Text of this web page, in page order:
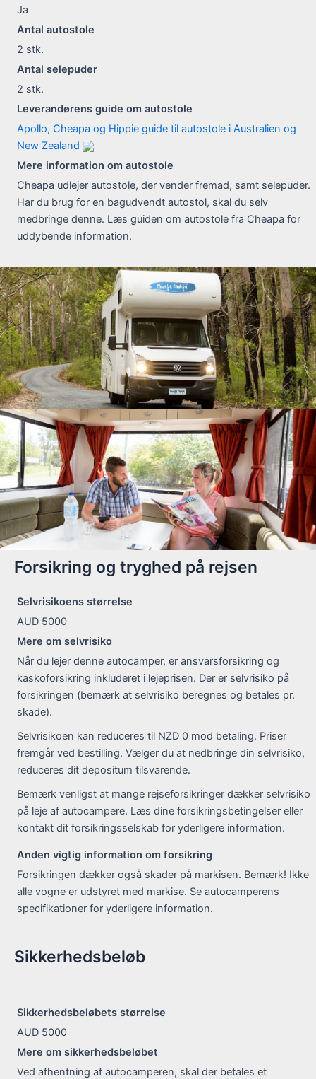
Ja
Antal autostole
2 stk.
Antal selepuder
2 stk.
Leverandørens guide om autostole
Apollo, Cheapa og Hippie guide til autostole i Australien og
New Zealand
Mere information om autostole
Cheapa udlejer autostole, der vender fremad, samt selepuder.
Har du brug for en bagudvendt autostol, skal du selv
medbringe denne. Læs guiden om autostole fra Cheapa for
uddybende information.
Forsikring og tryghed på rejsen
Selvrisikoens størrelse
AUD 5000
Mere om selvrisiko
Når du lejer denne autocamper, er ansvarsforsikring og
kaskoforsikring inkluderet i lejeprisen. Der er selvrisiko på
forsikringen (bemærk at selvrisiko beregnes og betales pr.
skade).
Selvrisikoen kan reduceres til NZD 0 mod betaling. Priser
fremgår ved bestilling. Vælger du at nedbringe din selvrisiko,
reduceres dit depositum tilsvarende.
Bemærk venligst at mange rejseforsikringer dækker selvrisiko
på leje af autocampere. Læs dine forsikringsbetingelser eller
kontakt dit forsikringsselskab for yderligere information.
Anden vigtig information om forsikring
Forsikringen dækker også skader på markisen. Bemærk! Ikke
alle vogne er udstyret med markise. Se autocamperens
specifikationer for yderligere information.
Sikkerhedsbeløb
Sikkerhedsbeløbets størrelse
AUD 5000
Mere om sikkerhedsbeløbet
Ved afhentning af autocamperen, skal der betales et